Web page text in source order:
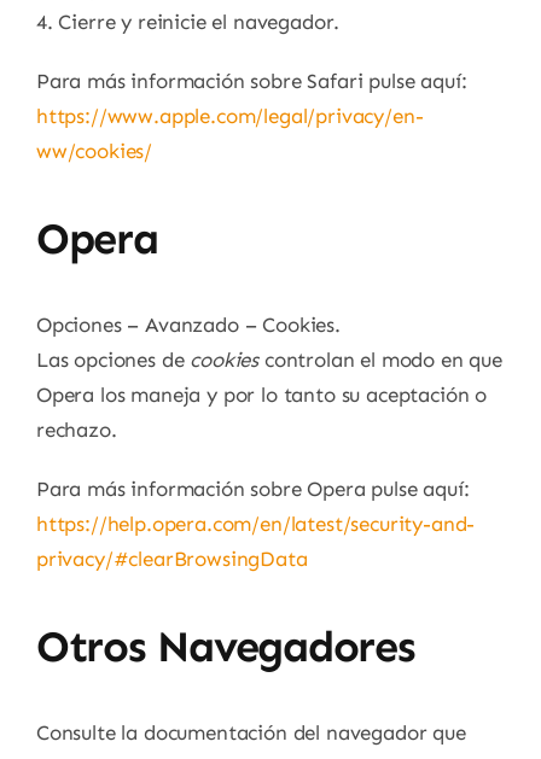
4. Cierre y reinicie el navegador.
Para más información sobre Safari pulse aquí:
https://www.apple.com/legal/privacy/en-
ww/cookies/
Opera
Opciones – Avanzado – Cookies.
Las opciones de cookiescontrolan el modo en que
Opera los maneja y por lo tanto su aceptación o
rechazo.
Para más información sobre Opera pulse aquí:
https://help.opera.com/en/latest/security-and-
privacy/#clearBrowsingData
Otros Navegadores
Consulte la documentación del navegador que